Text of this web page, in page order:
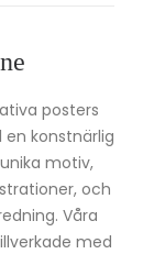
posters
konstnärlig
motiv,
och
Våra
med